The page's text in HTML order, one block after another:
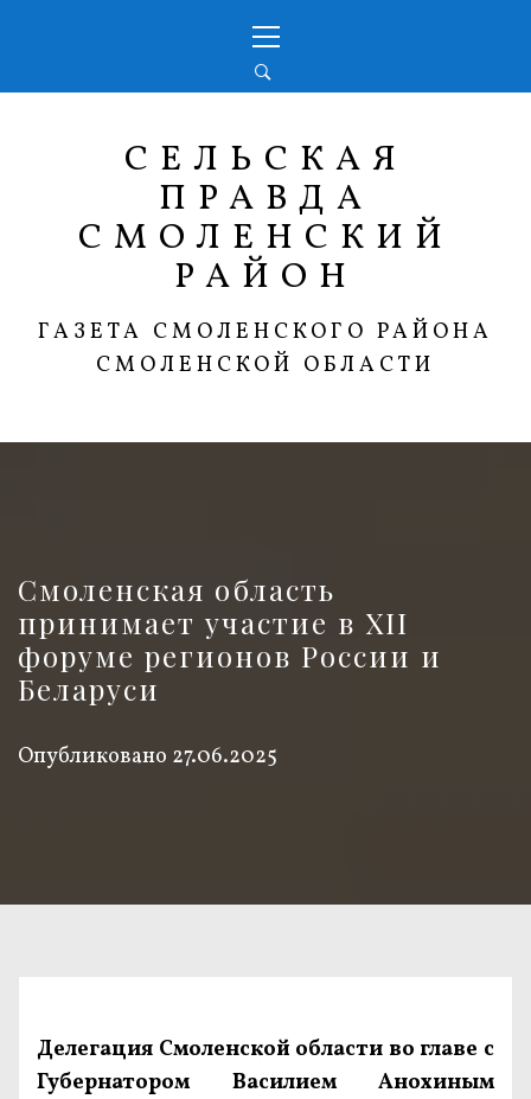
меню
СЕЛЬСКАЯ
ПРАВДА
СМОЛЕНСКИЙ
РАЙОН
ГАЗЕТА СМОЛЕНСКОГО РАЙОНА
СМОЛЕНСКОЙ ОБЛАСТИ
Смоленская область
принимает участие в XII
форуме регионов России и
Беларуси
Опубликовано 27.06.2025
Делегация Смоленской области во главе с
Губернатором Василием Анохиным